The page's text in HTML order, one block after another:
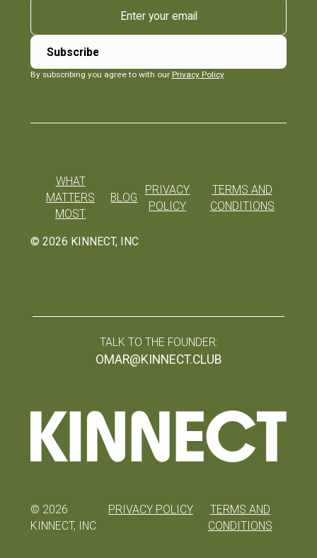
By subscribing you agree to with our Privacy Policy
© 2026 KINNECT, INC
WHAT
MATTERS
MOST
BLOG
PRIVACY
POLICY
TERMS AND
CONDITIONS
TALK TO THE FOUNDER:
OMAR@KINNECT.CLUB
© 2026
KINNECT, INC
PRIVACY POLICY
TERMS AND
CONDITIONS